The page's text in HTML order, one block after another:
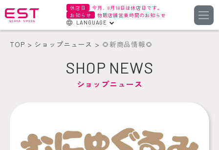
休店日
今月、8月18日は休店日です。
お知らせ
物販店舗営業時間のお知らせ
LANGUAGE
簡体字
繁体字
TOP ショップニュース 🌻新商品情報🌻
SHOP NEWS
ショップニュース